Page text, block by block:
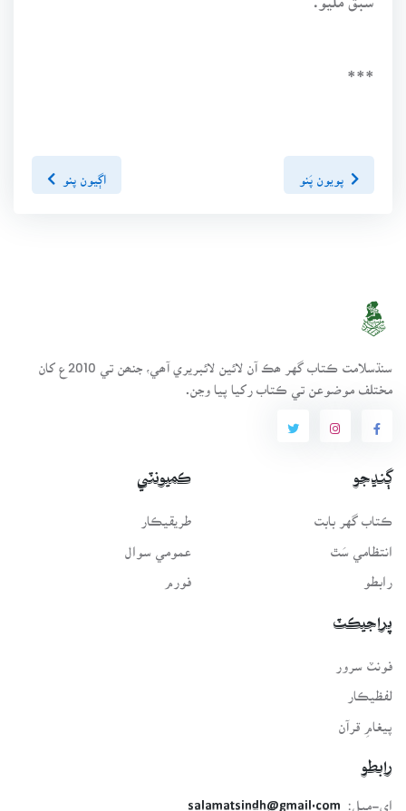
***
پويون پَنو اڳيون پنو
سنڌسلامت ڪتاب گهر ھڪ آن لائين لائبريري آھي، جنھن تي 2010ع کان
مختلف موضوعن تي ڪتاب رکيا پيا وڃن.
ڳنڍجو
ڪتاب گهر بابت
انتظامي سَٿ
رابطو
ڪميونٽي
طريقيڪار
عمومي سوال
فورم
پراجيڪٽ
لفظيڪار
پيغامِ قرآن
رابطو
اي-ميل:
salamatsindh@gmail.com